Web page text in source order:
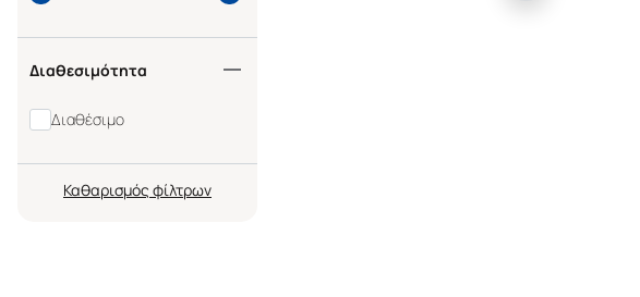
Διαθεσιμότητα
Διαθέσιμο
Καθαρισμός